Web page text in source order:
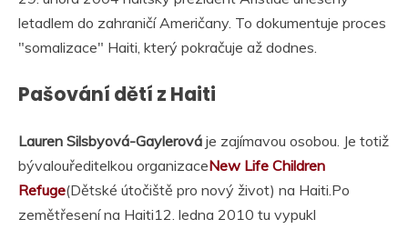
letadlem do zahraničí Američany. To dokumentuje proces
"somalizace" Haiti, který pokračuje až dodnes.
Pašování dětí z Haiti
Lauren Silsbyová-Gaylerová je zajímavou osobou. Je totiž
bývalouředitelkou organizaceNew Life Children
Refuge(Dětské útočiště pro nový život) na Haiti.Po
zemětřesení na Haiti12. ledna 2010 tu vypukl